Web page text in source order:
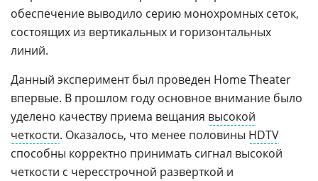
обеспечение выводило серию монохромных сеток,
состоящих из вертикальных и горизонтальных
линий.
Данный эксперимент был проведен Home Theater
впервые. В прошлом году основное внимание было
уделено качеству приема вещания высокой
четкости. Оказалось, что менее половины HDTV
способны корректно принимать сигнал высокой
четкости с чересстрочной разверткой и